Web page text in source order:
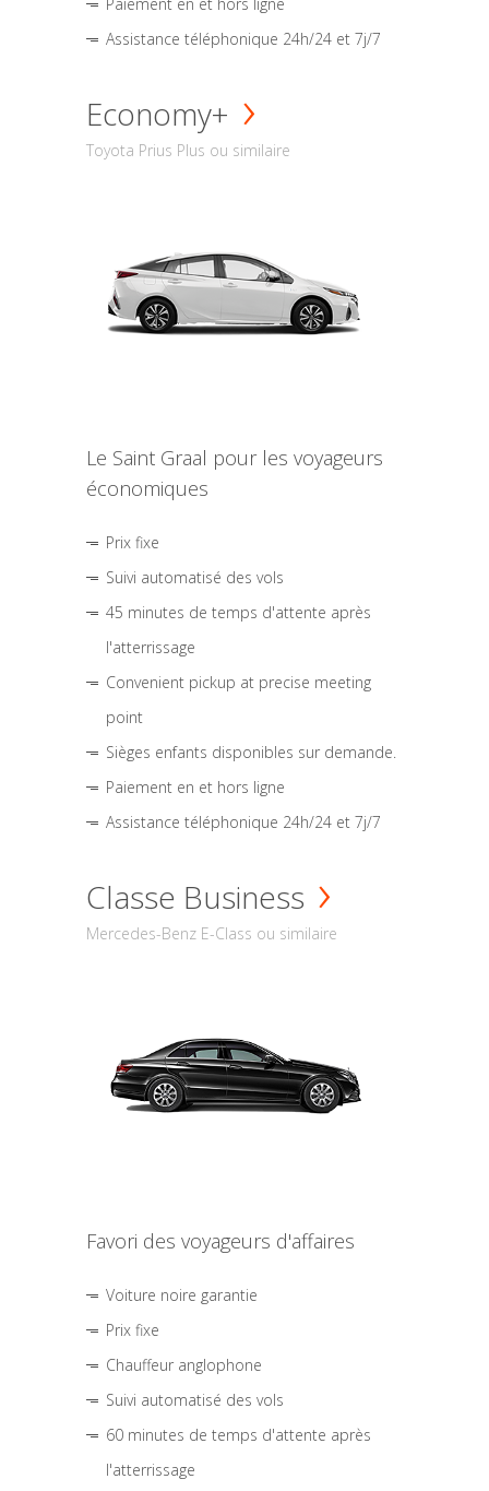
Assistance téléphonique 24h/24 et 7j/7
Economy+
Toyota Prius Plus ou similaire
Le Saint Graal pour les voyageurs
économiques
Prix fixe
Suivi automatisé des vols
45 minutes de temps d'attente après
l'atterrissage
Convenient pickup at precise meeting
point
Sièges enfants disponibles sur demande.
Paiement en et hors ligne
Assistance téléphonique 24h/24 et 7j/7
Classe Business
Mercedes-Benz E-Class ou similaire
Favori des voyageurs d'affaires
Voiture noire garantie
Prix fixe
Chauffeur anglophone
Suivi automatisé des vols
60 minutes de temps d'attente après
l'atterrissage